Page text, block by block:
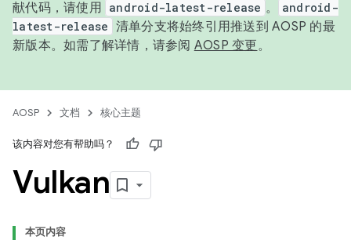
献代码，请使用 android-latest-release 。
android-
latest-release 清单分支将始终引用推送到 AOSP 的最
新版本。如需了解详情，请参阅 AOSP 变更。
AOSP 文档 核心主题
该内容对您有帮助吗？
Vulkan
本页内容